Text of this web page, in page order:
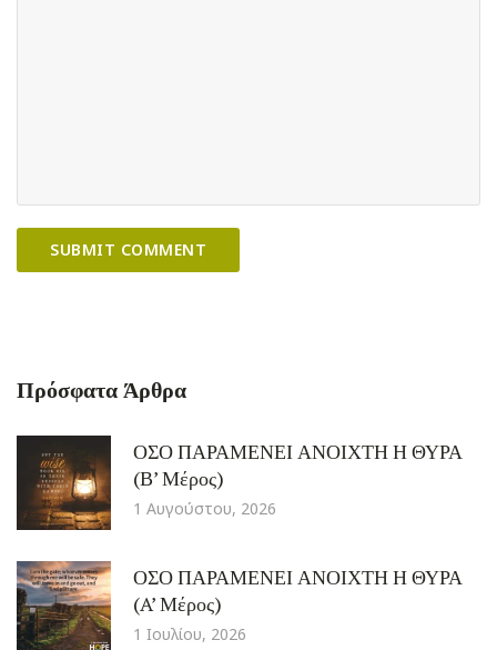
Πρόσφατα Άρθρα
ΟΣΟ ΠΑΡΑΜΕΝΕΙ ΑΝΟΙΧΤΗ Η ΘΥΡΑ
(Β’ Μέρος)
1 Αυγούστου, 2026
ΟΣΟ ΠΑΡΑΜΕΝΕΙ ΑΝΟΙΧΤΗ Η ΘΥΡΑ
(A’ Μέρος)
1 Ιουλίου, 2026